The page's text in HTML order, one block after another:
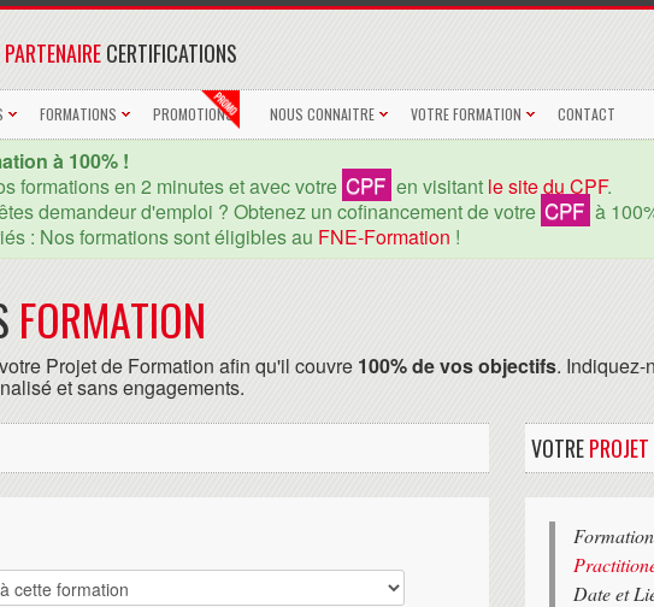
CERTIFICATIONS
FORMATIONS PROMOTIONS NOUS CONNAITRE VOTRE FORMATION CONTACT
à 100% !
formations en 2 minutes et avec votre CPF en visitant le site du CPF.
demandeur d'emploi ? Obtenez un cofinancement de votre CPF à
: Nos formations sont éligibles au FNE-Formation !
FORMATION
Projet de Formation afin qu'il couvre 100% de vos objectifs. Indiquez-
et sans engagements.
VOTRE
Date et